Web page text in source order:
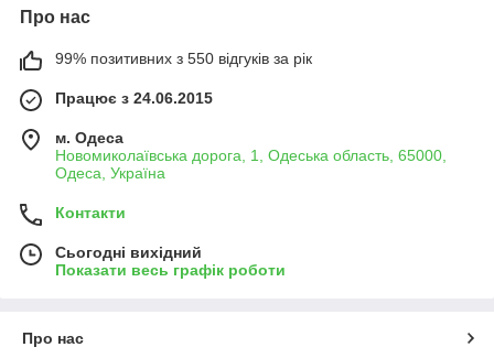
Про нас
99% позитивних з 550 відгуків за рік
Працює з 24.06.2015
м. Одеса
Новомиколаївська дорога, 1, Одеська область, 65000,
Одеса, Україна
Контакти
Сьогодні вихідний
Показати весь графік роботи
Про нас